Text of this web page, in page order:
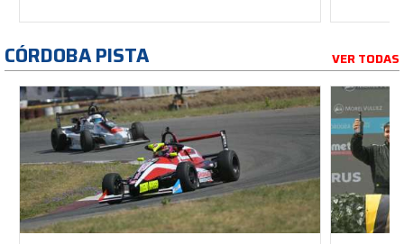
CÓRDOBA PISTA VER TODAS